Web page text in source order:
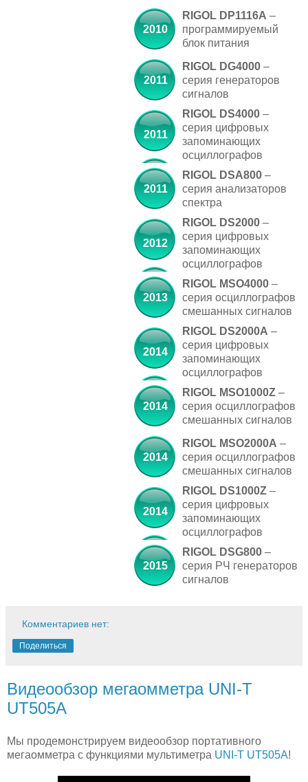
2010
RIGOL DP1116A –
программируемый
блок питания
2011
RIGOL DG4000 –
серия генераторов
сигналов
2011
RIGOL DS4000 –
серия цифровых
запоминающих
осциллографов
2011
RIGOL DSA800 –
серия анализаторов
спектра
2012
RIGOL DS2000 –
серия цифровых
запоминающих
осциллографов
2013
RIGOL MSO4000 –
серия осциллографов
смешанных сигналов
2014
RIGOL DS2000A –
серия цифровых
запоминающих
осциллографов
2014
RIGOL MSO1000Z –
серия осциллографов
смешанных сигналов
2014
RIGOL MSO2000A –
серия осциллографов
смешанных сигналов
2014
RIGOL DS1000Z –
серия цифровых
запоминающих
осциллографов
2015
RIGOL DSG800 –
серия РЧ генераторов
сигналов
Комментариев нет:
Поделиться
Видеообзор мегаомметра UNI-T
UT505A
Мы продемонстрируем видеообзор портативного
мегаомметра с функциями мультиметра UNI-T UT505A!